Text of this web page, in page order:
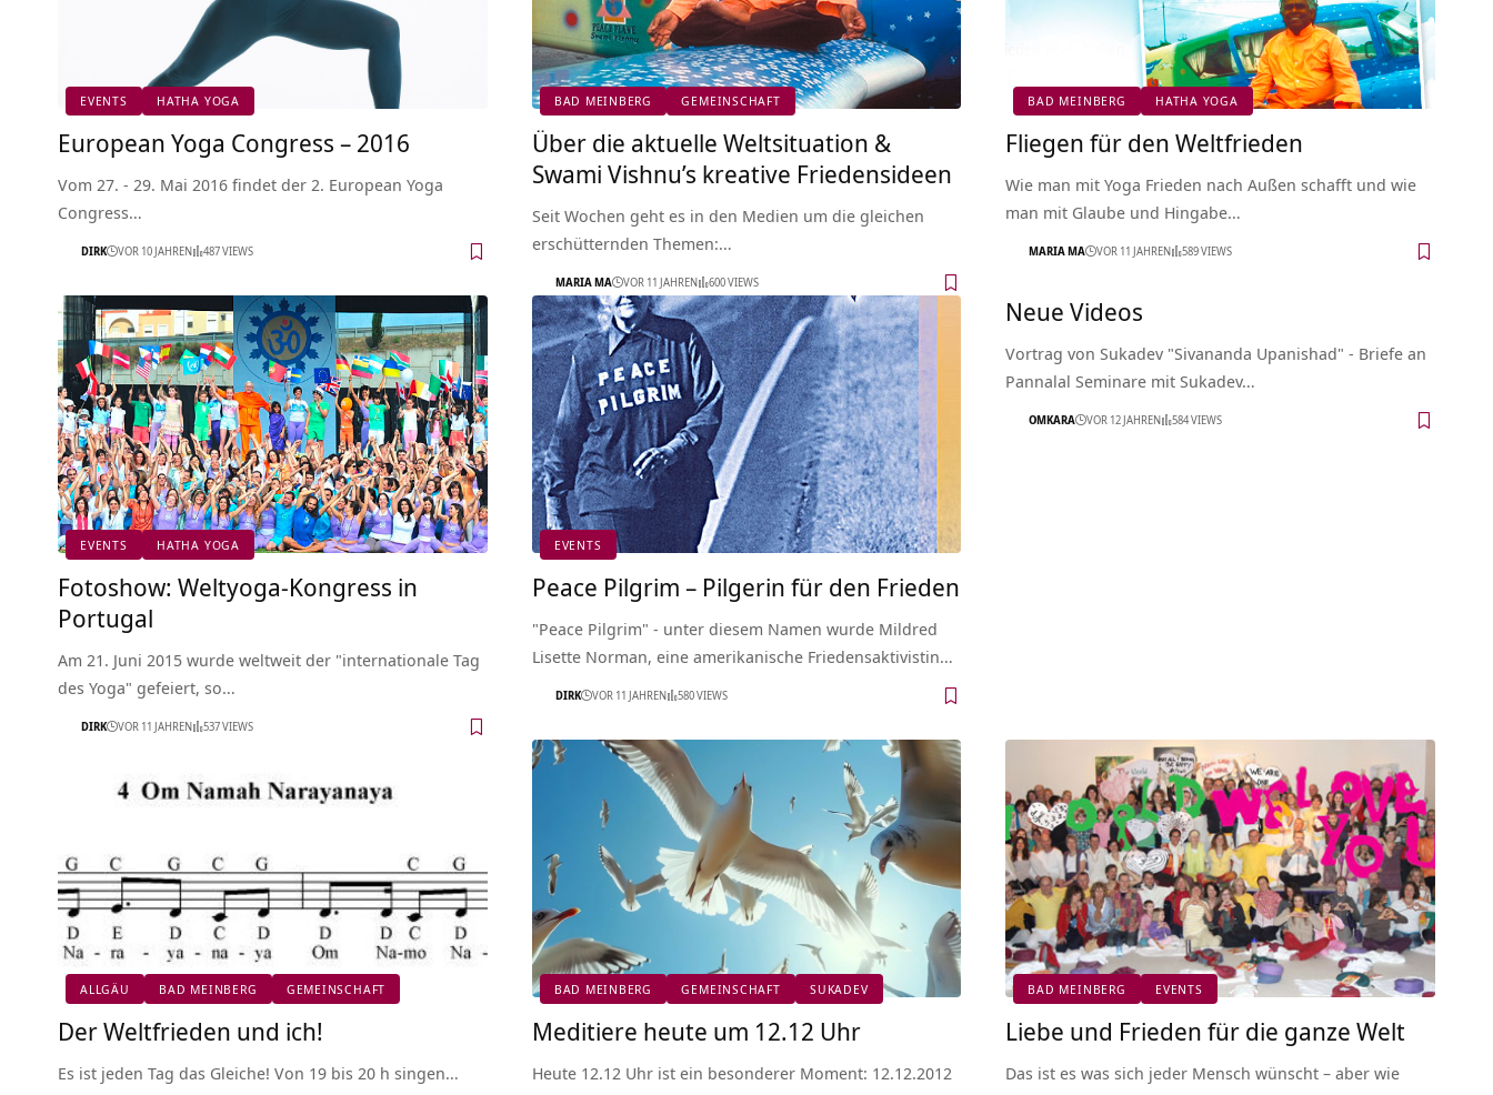
EVENTS HATHA YOGA
European Yoga Congress – 2016
Vom 27. - 29. Mai 2016 findet der 2. European Yoga
Congress…
DIRK VOR 10 JAHREN 487 VIEWS
BAD MEINBERG GEMEINSCHAFT
Über die aktuelle Weltsituation &
Swami Vishnu’s kreative Friedensideen
Seit Wochen geht es in den Medien um die gleichen
erschütternden Themen:…
MARIA MA VOR 11 JAHREN 600 VIEWS
BAD MEINBERG HATHA YOGA
Fliegen für den Weltfrieden
Wie man mit Yoga Frieden nach Außen schafft und wie
man mit Glaube und Hingabe…
MARIA MA VOR 11 JAHREN 589 VIEWS
EVENTS HATHA YOGA
Fotoshow: Weltyoga-Kongress in
Portugal
Am 21. Juni 2015 wurde weltweit der "internationale Tag
des Yoga" gefeiert, so…
DIRK VOR 11 JAHREN 537 VIEWS
EVENTS
Peace Pilgrim – Pilgerin für den Frieden
"Peace Pilgrim" - unter diesem Namen wurde Mildred
Lisette Norman, eine amerikanische Friedensaktivistin…
DIRK VOR 11 JAHREN 580 VIEWS
Neue Videos
Vortrag von Sukadev "Sivananda Upanishad" - Briefe an
Pannalal Seminare mit Sukadev…
OMKARA VOR 12 JAHREN 584 VIEWS
ALLGÄU BAD MEINBERG GEMEINSCHAFT
Der Weltfrieden und ich!
Es ist jeden Tag das Gleiche! Von 19 bis 20 h singen…
BAD MEINBERG GEMEINSCHAFT SUKADEV
Meditiere heute um 12.12 Uhr
Heute 12.12 Uhr ist ein besonderer Moment: 12.12.2012
BAD MEINBERG EVENTS
Liebe und Frieden für die ganze Welt
Das ist es was sich jeder Mensch wünscht – aber wie